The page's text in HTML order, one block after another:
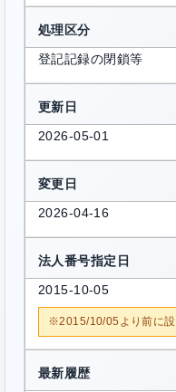
処理区分
登記記録の閉鎖等
更新日
2026-05-01
変更日
2026-04-16
法人番号指定日
2015-10-05
※2015/10/05より前に設
最新履歴